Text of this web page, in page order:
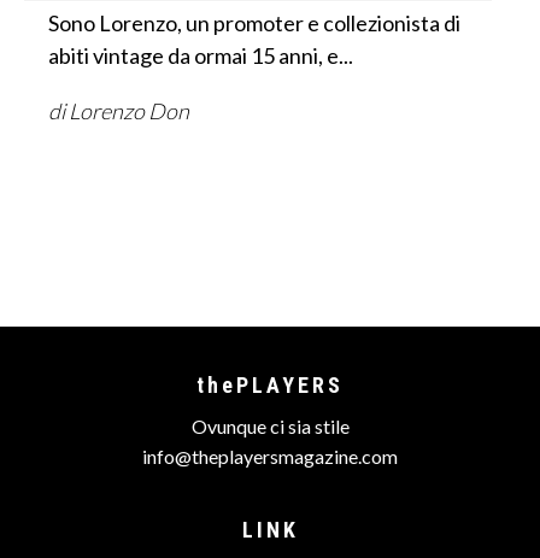
Sono Lorenzo, un promoter e collezionista di
abiti vintage da ormai 15 anni, e...
di Lorenzo Don
thePLAYERS
Ovunque ci sia stile
info@theplayersmagazine.com
LINK